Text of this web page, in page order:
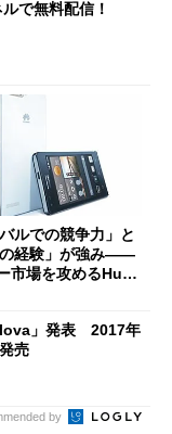
で無料配信！
バルでの競争力」と
の経験」が強み――
市場を攻めるHua
」発表 2017年
売
by